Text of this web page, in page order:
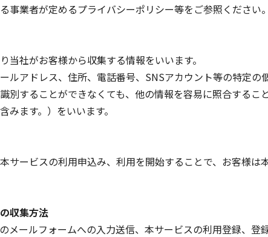
事業者が定めるプライバシーポリシー等をご参照ください。
社がお客様から収集する情報をいいます。
ルアドレス、住所、電話番号、SNSアカウント等の特定の
別することができなくても、他の情報を容易に照合するこ
ます。）をいいます。
サービスの利用申込み、利用を開始することで、お客様は
収集方法
メールフォームへの入力送信、本サービスの利用登録、登